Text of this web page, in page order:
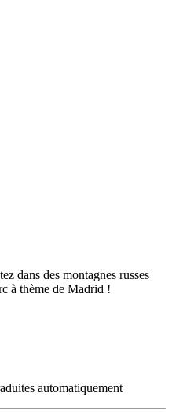
dans des montagnes russes
à thème de Madrid !
automatiquement